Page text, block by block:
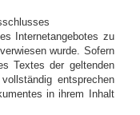
Internetangebotes zu
wurde. Sofern
Textes der geltenden
entsprechen
in ihrem Inhalt